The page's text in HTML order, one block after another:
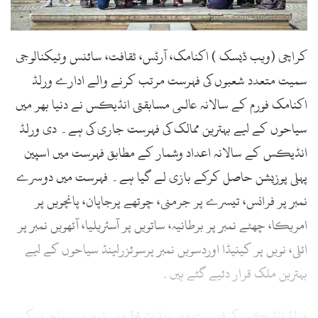
l
کراچی (ویب ڈیسک ) اکنامک، آرٹس، ثقافت، سائنس وٹیکنالوجی
سمیت متعدد شعبوں کی فہرست مرتب کرنے والے ادارے ورلڈ
اکنامک فورم کے سالانہ عالمی مسابقتی انڈیکس نے دنیا بھر میں
سیاحوں کے لیے بہترین ممالک کی فہرست جاری کی ہے۔ دی ورلڈ
انڈیکس کے سالانہ اعداد وشمار کے مطابق فہرست میں اسپین
پہلی پوزیشن حاصل کرکے بازی لے گیا ہے۔ فہرست میں دوسرے
نمبر پر فرانس، تیسرے پر جرمنی، چوتھے پرجاپان، پانچویں پر
امریکا، چھٹے نمبر پر برطانیہ، ساتویں پر آسٹریلیا، آٹھویں نمبر پر
اٹلی، نویں پر کینیڈا اوردسویں نمبر پرسوئزرلینڈ سیاحوں کے لیے
بہترین ملک قرار دئیے گئے ہیں۔